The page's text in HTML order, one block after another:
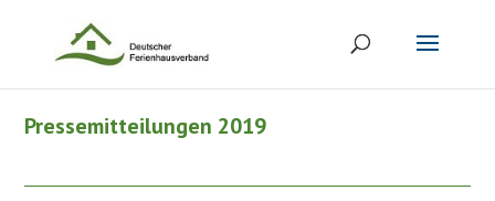
Pressemitteilungen 2019